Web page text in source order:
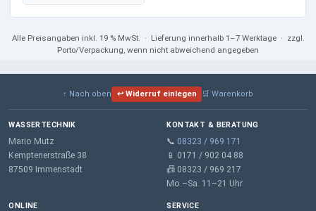
Alle Preisangaben inkl. 19 % MwSt. · Lieferung innerhalb 1–7 Werktage · zzgl.
Porto/Verpackung, wenn nicht abweichend angegeben
↑ Nach oben ↩ Widerruf einlegen 🛒 Warenkorb
WASSERTECHNIK
Mario Mutz
Kemptenerstraße 38
87509 Immenstadt
KONTAKT & BERATUNG
📞 08323 / 969 171
📱 0171 / 902 04 88
📠 08323 / 969 217
Mo.–Sa. 11–21 Uhr
ONLINE SERVICE